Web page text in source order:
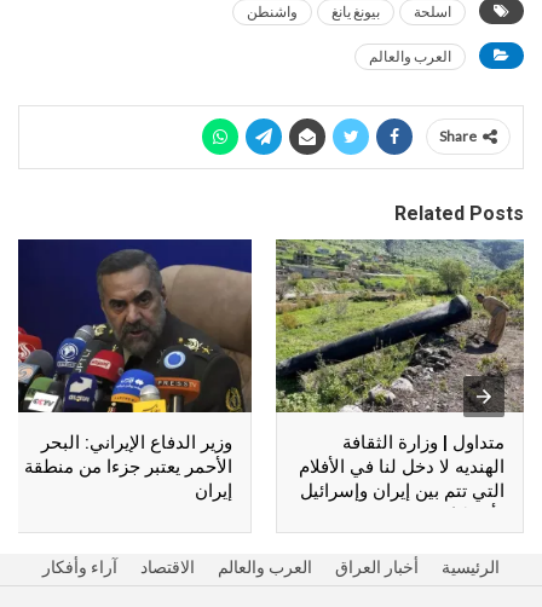
اسلحة بيونغ يانغ واشنطن
العرب والعالم
Share
Related Posts
متداول | وزارة الثقافة
الهنديه لا دخل لنا في الأفلام
التي تتم بين إيران وإسرائيل
وأمريكا !!
وزير الدفاع الإيراني: البحر
الأحمر يعتبر جزءا من منطقة
إيران
الرئيسية أخبار العراق العرب والعالم الاقتصاد آراء وأفكار